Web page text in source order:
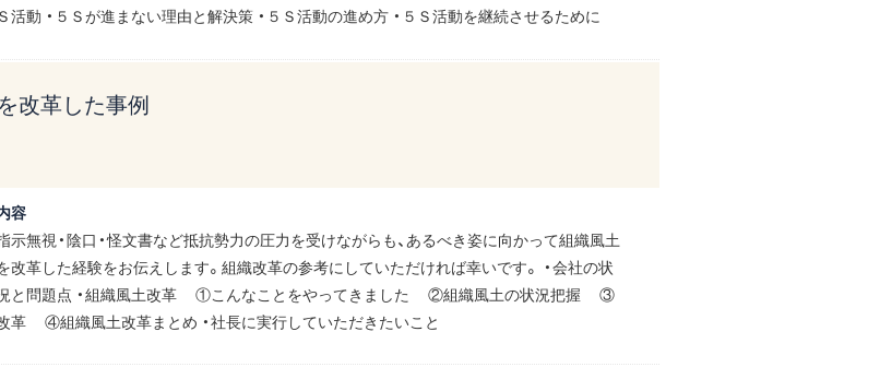
Ｓ活動 ・５Ｓが進まない理由と解決策 ・５Ｓ活動の進め方 ・５Ｓ活動を継続させるために
改革した事例
容
示無視・陰口・怪文書など抵抗勢力の圧力を受けながらも、あるべき姿に向かって組織風土
改革した経験をお伝えします。組織改革の参考にしていただければ幸いです。 ・会社の状
と問題点 ・組織風土改革 ①こんなことをやってきました ②組織風土の状況把握 ③
革 ④組織風土改革まとめ ・社長に実行していただきたいこと